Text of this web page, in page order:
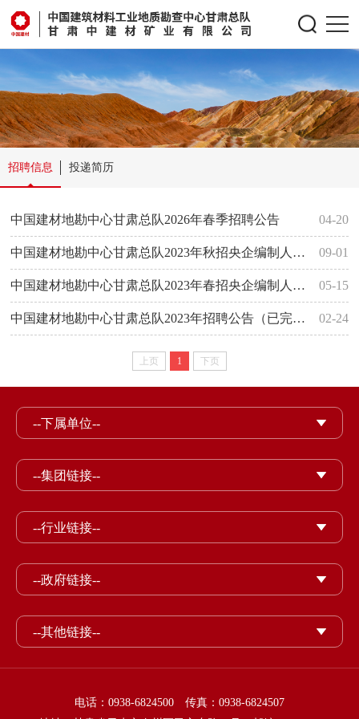
招聘信息 投递简历
04-20
中国建材地勘中心甘肃总队2026年春季招聘公告
09-01
中国建材地勘中心甘肃总队2023年秋招央企编制人员的公告
05-15
中国建材地勘中心甘肃总队2023年春招央企编制人员补录的公告（已完成）
02-24
中国建材地勘中心甘肃总队2023年招聘公告（已完成）
上页 1 下页
--下属单位--
--集团链接--
--行业链接--
--政府链接--
--其他链接--
电话：0938-6824500 传真：0938-6824507